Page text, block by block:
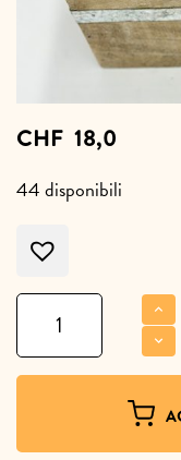
CHF 18,0
44 disponibili
Cassetta
legno
rettangolare
vetro